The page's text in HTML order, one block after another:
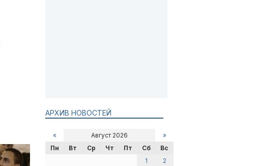
АРХИВ НОВОСТЕЙ
« Август 2026
»
Пн
Вт Ср Чт Пт Сб
Вс
1
2